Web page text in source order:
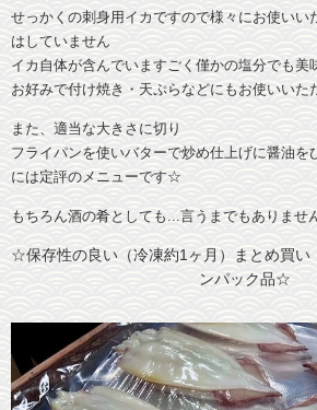
せっかくの刺身用イカですので様々にお使いい
はしていません
イカ自体が含んでいますごく僅かの塩分でも美
お好みで付け焼き・天ぷらなどにもお使いいた
また、適当な大きさに切り
フライパンを使いバターで炒め仕上げに醤油を
には定評の メニューです☆
もちろん酒の肴としても...言うまでもありませ
☆保存性の良い（冷凍約1ヶ月）まとめ買い
ンパック品☆